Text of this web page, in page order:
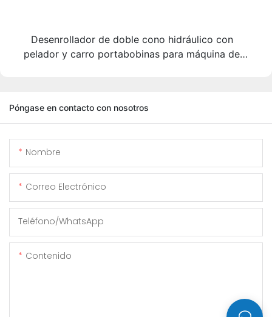
Desenrollador de doble cono hidráulico con
pelador y carro portabobinas para máquina de
Póngase en contacto con nosotros
Nombre
Correo Electrónico
Teléfono/WhatsApp
Contenido